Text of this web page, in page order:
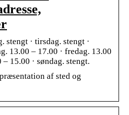
stengt · tirsdag. stengt ·
13.00 – 17.00 · fredag. 13.00
15.00 · søndag. stengt.
af sted og